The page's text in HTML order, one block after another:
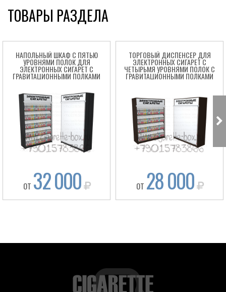
ТОВАРЫ РАЗДЕЛА
НАПОЛЬНЫЙ ШКАФ С ПЯТЬЮ
УРОВНЯМИ ПОЛОК ДЛЯ
ЭЛЕКТРОННЫХ СИГАРЕТ С
ГРАВИТАЦИОННЫМИ ПОЛКАМИ
ОТ 32 000
ТОРГОВЫЙ ДИСПЕНСЕР ДЛЯ
ЭЛЕКТРОННЫХ СИГАРЕТ С
ЧЕТЫРЬМЯ УРОВНЯМИ ПОЛОК С
ГРАВИТАЦИОННЫМИ ПОЛКАМИ
ОТ 28 000